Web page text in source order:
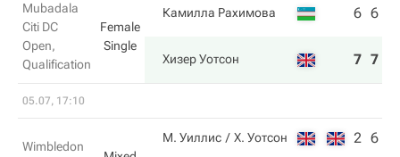
Mubadala
Citi DC
Open,
Qualification
Female
Single
Камилла Рахимова 6 6
Хизер Уотсон 7 7
05.07, 17:10
Wimbledon
М. Уиллис Х. Уотсон 2 6